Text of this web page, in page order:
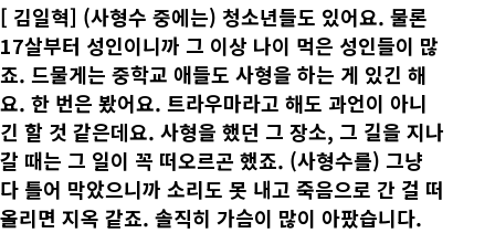
[ 김일혁] (사형수 중에는) 청소년들도 있어요. 물론
17살부터 성인이니까 그 이상 나이 먹은 성인들이 많
죠. 드물게는 중학교 애들도 사형을 하는 게 있긴 해
요. 한 번은 봤어요. 트라우마라고 해도 과언이 아니
긴 할 것 같은데요. 사형을 했던 그 장소, 그 길을 지나
갈 때는 그 일이 꼭 떠오르곤 했죠. (사형수를) 그냥
다 틀어 막았으니까 소리도 못 내고 죽음으로 간 걸 떠
올리면 지옥 같죠. 솔직히 가슴이 많이 아팠습니다.